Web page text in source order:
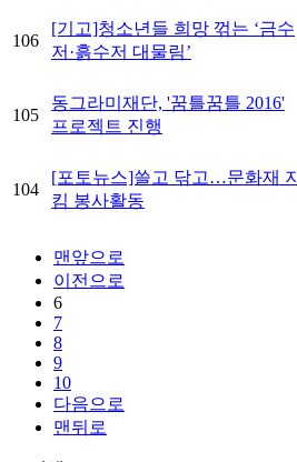
106
[기고]청소년들 희망 꺾는 ‘금수
저·흙수저 대물림’
105
동그라미재단, '꿈틀꿈틀 2016'
프로젝트 진행
104
[포토뉴스]쓸고 닦고…문화재 지
킴 봉사활동
맨앞으로
이전으로
6
7
8
9
10
다음으로
맨뒤로